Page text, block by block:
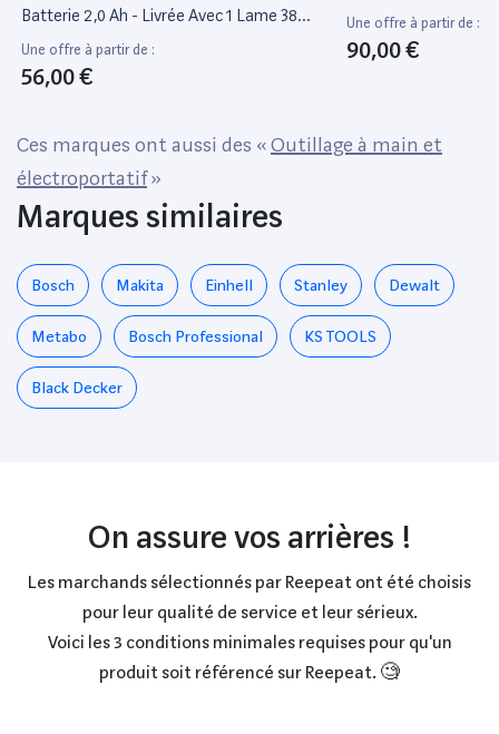
Batterie 2,0 Ah - Livrée Avec 1 Lame 38
Mm - Rct4-120G
Une offre à partir de :
56,00 €
Une offre à partir de :
90,00 €
Ces marques ont aussi des «Outillage à main et
électroportatif»
Marques similaires
Bosch Makita Einhell Stanley Dewalt
Metabo Bosch Professional KS TOOLS
Black Decker
On assure vos arrières !
Les marchands sélectionnés par Reepeat ont été choisis
pour leur qualité de service et leur sérieux.
Voici les 3 conditions minimales requises pour qu'un
produit soit référencé sur Reepeat. 🧐